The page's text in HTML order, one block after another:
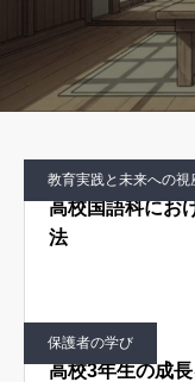
教育実践と未来への視
高校国語科にお
法
保護者の学び
高校3年生の成
お役立ちリンク集
テラゴヤ週報
知能工作研究所
テラゴヤ週報
お問い合わせ